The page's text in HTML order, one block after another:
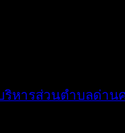
ริหารส่วนตำบลด่าน